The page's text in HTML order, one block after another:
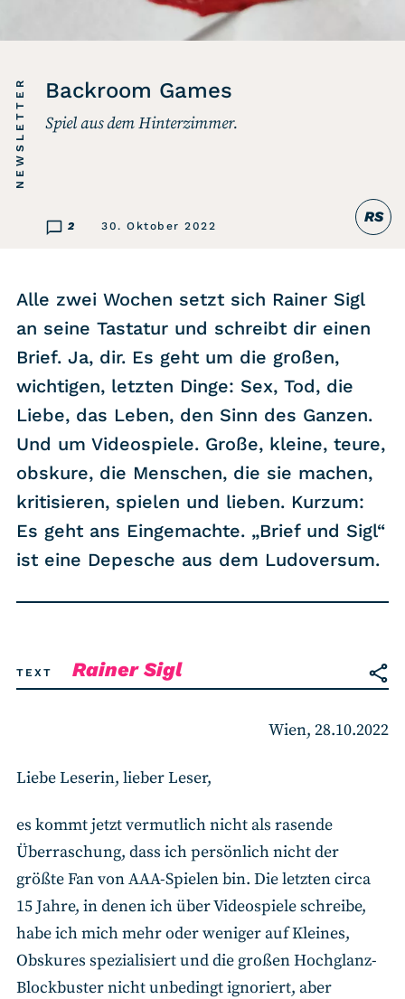
Hören
Alle Podcasts
WASTED WEEKLY
Last Game Standing
Top 5
Random
RSS-Feed
COMMUNITY
IMPRESSUM
DATENSCHUTZ
KONTAKT
Backroom Games
Spiel aus dem Hinterzimmer.
2 30. Oktober 2022
NEWSLETTER
RS
Alle zwei Wochen setzt sich Rainer Sigl
an seine Tastatur und schreibt dir einen
Brief. Ja, dir. Es geht um die großen,
wichtigen, letzten Dinge: Sex, Tod, die
Liebe, das Leben, den Sinn des Ganzen.
Und um Videospiele. Große, kleine, teure,
obskure, die Menschen, die sie machen,
kritisieren, spielen und lieben. Kurzum:
Es geht ans Eingemachte. „Brief und Sigl“
ist eine Depesche aus dem Ludoversum.
TEXT Rainer Sigl
Wien, 28.10.2022
Liebe Leserin, lieber Leser,
es kommt jetzt vermutlich nicht als rasende
Überraschung, dass ich persönlich nicht der
größte Fan von AAA-Spielen bin. Die letzten circa
15 Jahre, in denen ich über Videospiele schreibe,
habe ich mich mehr oder weniger auf Kleines,
Obskures spezialisiert und die großen Hochglanz-
Blockbuster nicht unbedingt ignoriert, aber